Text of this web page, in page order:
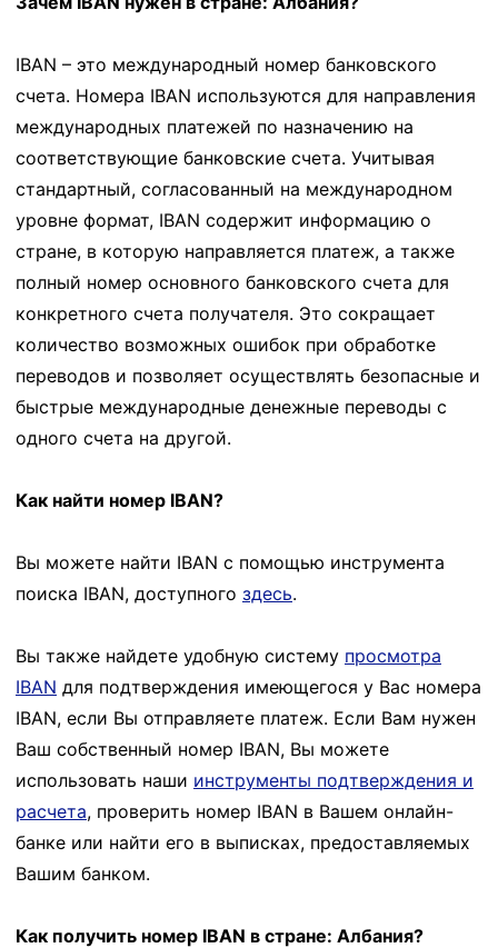
IBAN – это международный номер банковского
счета. Номера IBAN используются для направления
международных платежей по назначению на
соответствующие банковские счета. Учитывая
стандартный, согласованный на международном
уровне формат, IBAN содержит информацию о
стране, в которую направляется платеж, а также
полный номер основного банковского счета для
конкретного счета получателя. Это сокращает
количество возможных ошибок при обработке
переводов и позволяет осуществлять безопасные и
быстрые международные денежные переводы с
одного счета на другой.
Как найти номер IBAN?
Вы можете найти IBAN с помощью инструмента
поиска IBAN, доступного здесь.
Вы также найдете удобную систему просмотра
IBAN для подтверждения имеющегося у Вас номера
IBAN, если Вы отправляете платеж. Если Вам нужен
Ваш собственный номер IBAN, Вы можете
использовать наши инструменты подтверждения и
расчета, проверить номер IBAN в Вашем онлайн-
банке или найти его в выписках, предоставляемых
Вашим банком.
Как получить номер IBAN в стране: Албания?